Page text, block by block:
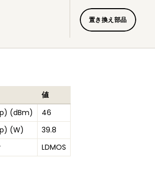
置き換え部品
値
(dBm)
46
(W)
39.8
LDMOS